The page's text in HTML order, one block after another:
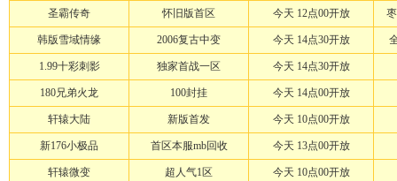
圣霸传奇 怀旧版首区 今天 12点00开放
韩版雪域情缘 2006复古中变 今天 14点30开放
1.99十彩刺影 独家首战一区 今天 14点30开放
180兄弟火龙 100封挂 今天 14点00开放
轩辕大陆 新版首发 今天 10点00开放
新176小极品 首区本服mb回收 今天 13点00开放
轩辕微变 超人气1区 今天 10点00开放